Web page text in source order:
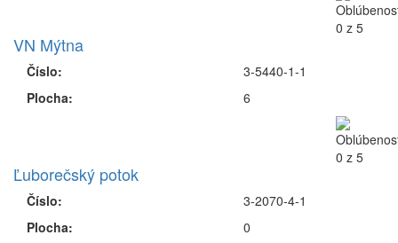
VN Mýtna
Číslo:
Plocha:
3-5440-1-1
6
Ľuborečský potok
Číslo:
Plocha:
3-2070-4-1
0